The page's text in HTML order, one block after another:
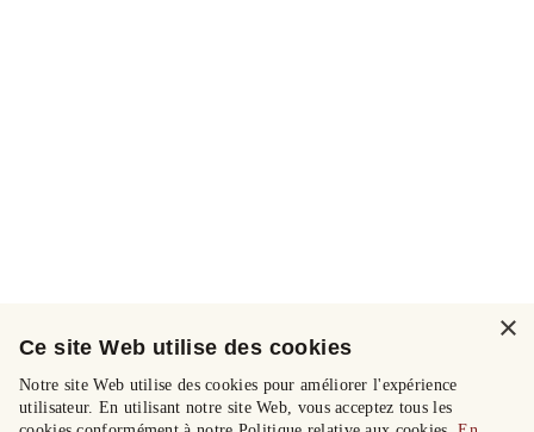
×
Ce site Web utilise des cookies
Notre site Web utilise des cookies pour améliorer l'expérience
utilisateur. En utilisant notre site Web, vous acceptez tous les